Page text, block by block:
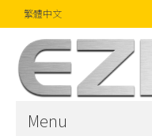
繁體中文
Menu